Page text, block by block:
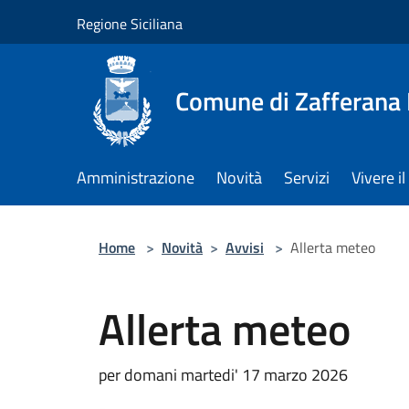
Regione Siciliana
Comune di Zafferana
Amministrazione Novità Servizi Vivere
Home > Novità > Avvisi > Allerta meteo
Allerta meteo
per domani martedi' 17 marzo 2026